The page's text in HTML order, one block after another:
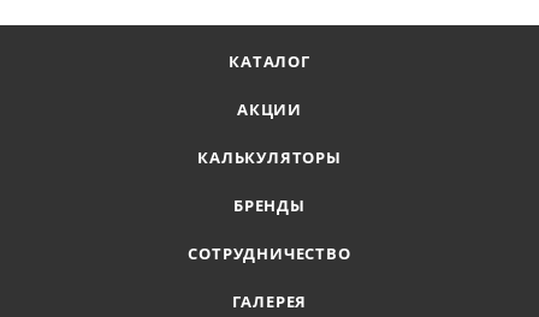
КАТАЛОГ
АКЦИИ
КАЛЬКУЛЯТОРЫ
БРЕНДЫ
СОТРУДНИЧЕСТВО
ГАЛЕРЕЯ